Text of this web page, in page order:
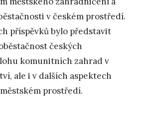
v českém prostředí.
příspěvků bylo představit
českých
komunitních zahrad v
ale i v dalších aspektech
prostředí.